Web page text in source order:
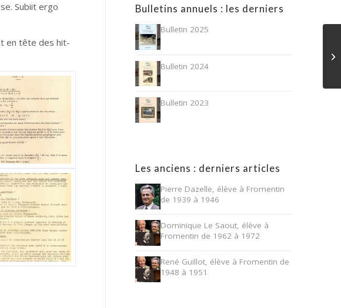
Subiit ergo
en tête des hit-
Bulletins annuels : les derniers
Bulletin 2025
Bulletin 2024
Bulletin 2023
Les anciens : derniers articles
Pierre Dazelle, élève à Fromentin
de 1939 à 1946
Dominique Le Saout, élève à
Fromentin de 1962 à 1972
René Guillot, élève à Fromentin de
1948 à 1951